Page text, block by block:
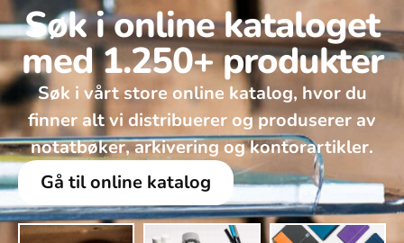
Søk i online kataloget
med 1.250+ produkter
Søk i vårt store online katalog, hvor du
finner alt vi distribuerer og produserer av
notatbøker, arkivering og kontorartikler.
Gå til online katalog